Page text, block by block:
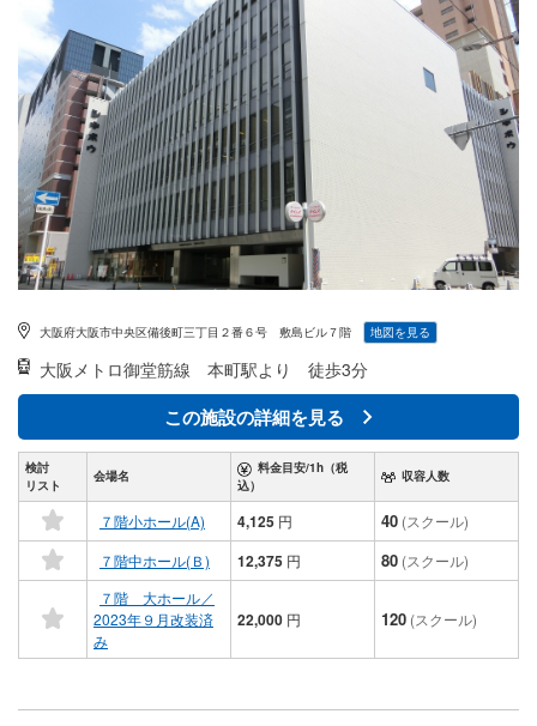
大阪府大阪市中央区備後町三丁目２番６号 敷島ビル７階 地図を見る
大阪メトロ御堂筋線 本町駅より 徒歩3分
この施設の詳細を見る
検討
リスト
会場名
料金目安/1h（税
込）
収容人数
７階小ホール(A) 4,125 円 40 (スクール)
７階中ホール(Ｂ)
12,375 円 80 (スクール)
７階 大ホール／
2023年９月改装済
み
22,000 円 120 (スクール)